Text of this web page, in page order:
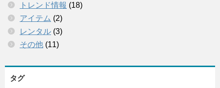
トレンド情報 (18)
アイテム (2)
レンタル (3)
その他 (11)
タグ